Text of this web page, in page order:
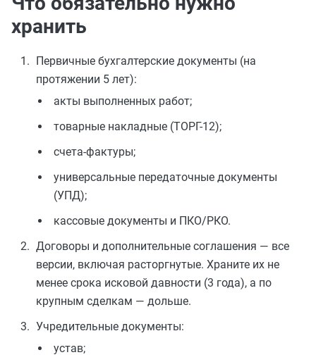
хранить
Первичные бухгалтерские документы (на
протяжении 5 лет):
акты выполненных работ;
товарные накладные (ТОРГ-12);
счета-фактуры;
универсальные передаточные документы
(УПД);
кассовые документы и ПКО/РКО.
Договоры и дополнительные соглашения — все
версии, включая расторгнутые. Храните их не
менее срока исковой давности (3 года), а по
крупным сделкам — дольше.
Учредительные документы:
устав;